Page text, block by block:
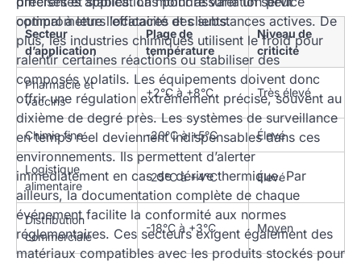
optimal à leurs locataires et clients.
compromettre l’efficacité des substances actives. De
plus, les industries chimiques utilisent le froid pour
ralentir certaines réactions ou stabiliser des
composés volatils. Les équipements doivent donc
offrir une régulation extrêmement précise, souvent au
dixième de degré près. Les systèmes de surveillance
en temps réel deviennent indispensables dans ces
environnements. Ils permettent d’alerter
immédiatement en cas de dérive thermique. Par
ailleurs, la documentation complète de chaque
événement facilite la conformité aux normes
réglementaires. Ces secteurs exigent également des
matériaux compatibles avec les produits stockés pour
Secteur
d’application
Plage de
température
Niveau de
criticité
Pharmacie et
vaccins
+2°C à +8°C Très élevé
Chimie fine -20°C à +5°C Élevé
Logistique
alimentaire
-25°C à +4°C Élevé
Distribution
commerciale
-18°C à +3°C Moyen